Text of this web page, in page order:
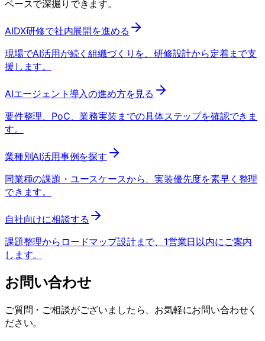
ベースで深掘りできます。
AIDX研修で社内展開を進める
現場でAI活用が続く組織づくりを、研修設計から定着まで支
援します。
AIエージェント導入の進め方を見る
要件整理、PoC、業務実装までの具体ステップを確認できま
す。
業種別AI活用事例を探す
同業種の課題・ユースケースから、実装優先度を素早く整理
できます。
自社向けに相談する
課題整理からロードマップ設計まで、1営業日以内にご案内
します。
お問い合わせ
ご質問・ご相談がございましたら、お気軽にお問い合わせく
ださい。